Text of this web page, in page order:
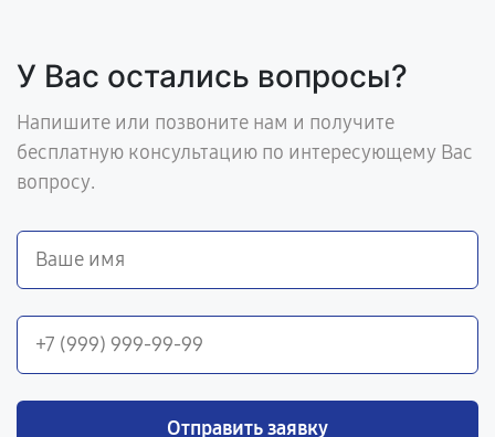
У Вас остались вопросы?
Напишите или позвоните нам и получите
бесплатную консультацию по интересующему Вас
вопросу.
Отправить заявку